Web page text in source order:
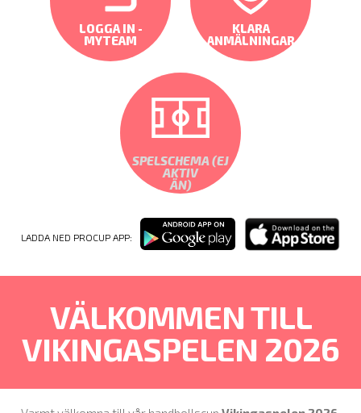
LOGGA IN -
MYTEAM
KLARA
ANMÄLNINGAR
SPELSCHEMA (EJ
AKTIV
ÄN)
LADDA NED PROCUP APP:
VÄLKOMMEN TILL
VIKINGASPELEN 2026